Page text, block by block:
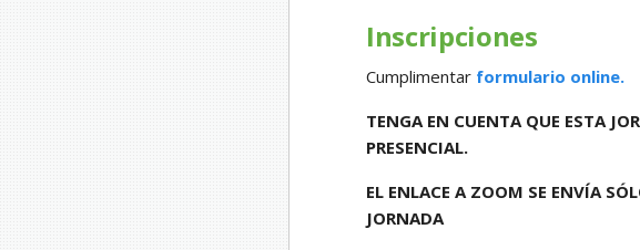
Inscripciones
Cumplimentar formulario online.
TENGA EN CUENTA QUE ESTA
PRESENCIAL.
EL ENLACE A ZOOM SE ENVÍA
JORNADA